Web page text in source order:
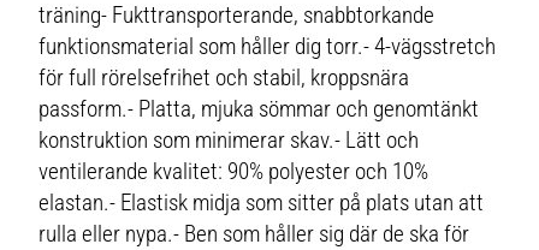
träning- Fukttransporterande, snabbtorkande
funktionsmaterial som håller dig torr.- 4-vägsstretch
för full rörelsefrihet och stabil, kroppsnära
passform.- Platta, mjuka sömmar och genomtänkt
konstruktion som minimerar skav.- Lätt och
ventilerande kvalitet: 90% polyester och 10%
elastan.- Elastisk midja som sitter på plats utan att
rulla eller nypa.- Ben som håller sig där de ska för